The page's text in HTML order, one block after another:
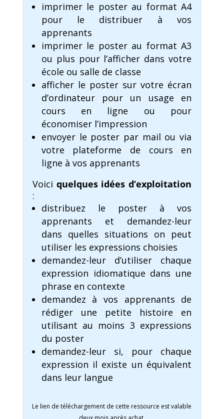
imprimer le poster au format A4
pour le distribuer à vos
apprenants
imprimer le poster au format A3
ou plus pour l’afficher dans votre
école ou salle de classe
afficher le poster sur votre écran
d’ordinateur pour un usage en
cours en ligne ou pour
économiser l’impression
envoyer le poster par mail ou via
votre plateforme de cours en
ligne à vos apprenants
Voici quelques idées d’exploitation
:
distribuez le poster à vos
apprenants et demandez-leur
dans quelles situations on peut
utiliser les expressions choisies
demandez-leur d’utiliser chaque
expression idiomatique dans une
phrase en contexte
demandez à vos apprenants de
rédiger une petite histoire en
utilisant au moins 3 expressions
du poster
demandez-leur si, pour chaque
expression il existe un équivalent
dans leur langue
Le lien de téléchargement de cette ressource est valable